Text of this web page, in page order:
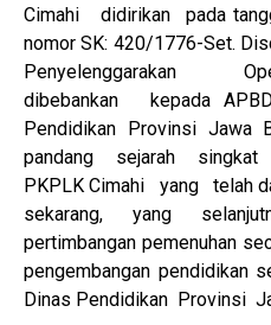
Cimahi didirikan pada
nomor SK: 420/1776-Set.
Penyelenggarakan
dibebankan kepada
Pendidikan Provinsi Jawa
pandang sejarah singkat
PKPLK Cimahi yang telah
sekarang, yang
pertimbangan pemenuhan
pengembangan pendidikan
Dinas Pendidikan Provinsi